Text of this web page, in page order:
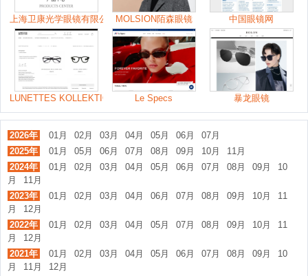
上海卫康光学眼镜有限公司MOLSION陌森眼镜 中国眼镜网
LUNETTES KOLLEKTION Le Specs 暴龙眼镜
2026年 01月 02月 03月 04月 05月 06月
07月
2025年
01月 05月 06月 07月 08月 09月 10月
11月
2024年
01月 02月 03月 04月 05月 06月 07月 08月 09月
10
月
11月
2023年
01月 02月 03月 04月 06月 07月 08月 09月 10月
11
月
12月
2022年
01月 02月 03月 04月 05月 07月 08月 09月 10月
11
月
12月
2021年
01月 02月 03月 04月 05月 06月 07月 08月 09月
10
月
11月
12月